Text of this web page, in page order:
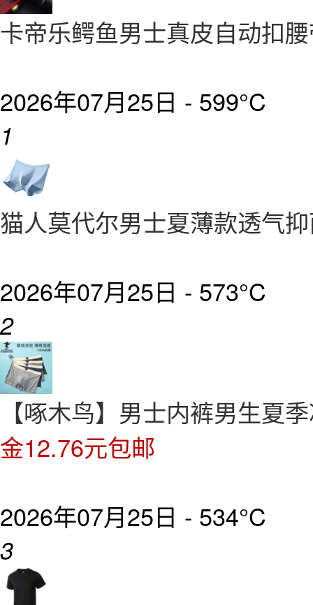
卡帝乐鳄鱼男士真皮自动扣
2026年07月25日 - 599°C
1
猫人莫代尔男士夏薄款透气
2026年07月25日 - 573°C
2
【啄木鸟】男士内裤男生夏
金12.76元包邮
2026年07月25日 - 534°C
3